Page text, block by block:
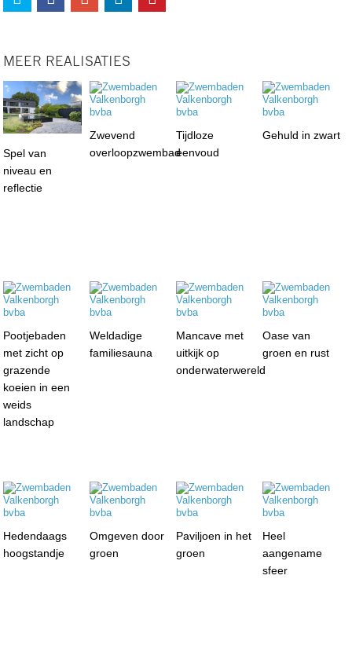
MEER REALISATIES
Spel van
niveau en
reflectie
Zwevend
overloopzwembad
Tijdloze
eenvoud
Gehuld in zwart
Pootjebaden
met zicht op
grazende
koeien in een
weids
landschap
Weldadige
familiesauna
Mancave met
uitkijk op
onderwaterwereld
Oase van
groen en rust
Hedendaags
hoogstandje
Omgeven door
groen
Paviljoen in het
groen
Heel
aangename
sfeer